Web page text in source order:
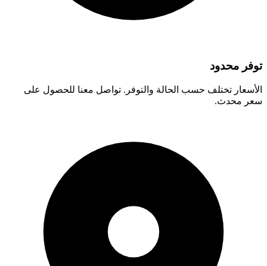
توفر محدود
الأسعار تختلف حسب الحالة والتوفر. تواصل معنا للحصول على
سعر محدث.